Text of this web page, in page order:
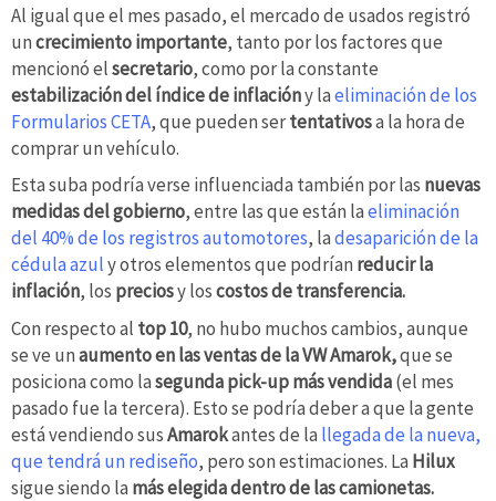
Al igual que el mes pasado, el mercado de usados registró
uncrecimiento importante, tanto por los factores que
mencionó elsecretario, como por la constante
estabilización del índice de inflacióny laeliminación de los
Formularios CETA, que pueden sertentativosa la hora de
comprar un vehículo.
Esta suba podría verse influenciada también por las nuevas
medidas del gobierno, entre las que están laeliminación
del 40% de los registros automotores, ladesaparición de la
cédula azuly otros elementos que podrían reducir la
inflación, los preciosy loscostos de transferencia.
Con respecto al top 10, no hubo muchos cambios, aunque
se ve unaumento en las ventas de la VW Amarok,que se
posiciona como lasegunda pick-up más vendida(el mes
pasado fue la tercera). Esto se podría deber a que la gente
está vendiendo susAmarokantes de la llegada de la nueva,
que tendrá un rediseño, pero son estimaciones. La Hilux
sigue siendo la más elegida dentro de las camionetas.